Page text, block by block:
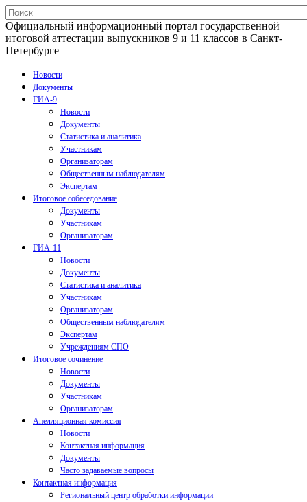
Официальный информационный портал государственной
итоговой аттестации выпускников 9 и 11 классов в Санкт-
Петербурге
Новости
Документы
ГИА-9
Новости
Документы
Статистика и аналитика
Участникам
Организаторам
Общественным наблюдателям
Экспертам
Итоговое собеседование
Документы
Участникам
Организаторам
ГИА-11
Новости
Документы
Статистика и аналитика
Участникам
Организаторам
Общественным наблюдателям
Экспертам
Учреждениям СПО
Итоговое сочинение
Новости
Документы
Участникам
Организаторам
Апелляционная комиссия
Новости
Контактная информация
Документы
Часто задаваемые вопросы
Контактная информация
Региональный центр обработки информации